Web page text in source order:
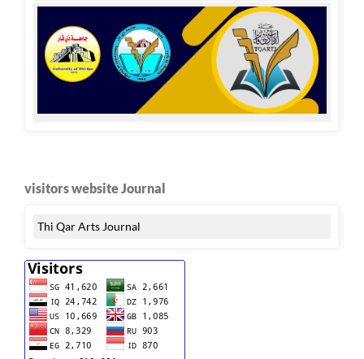
visitors website Journal
Thi Qar Arts Journal